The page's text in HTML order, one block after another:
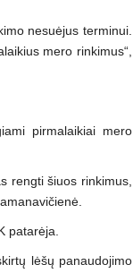
nesuėjus terminui.
mero rinkimus“,
pirmalaikiai mero
rengti šiuos rinkimus,
patarėja.
lėšų panaudojimo